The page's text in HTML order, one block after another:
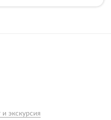
экскурсия